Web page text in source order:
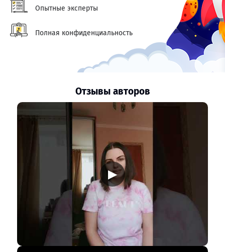
Опытные эксперты
Полная конфиденциальность
Отзывы авторов
▶